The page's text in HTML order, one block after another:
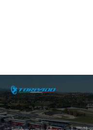
IBF sta per...
17 1